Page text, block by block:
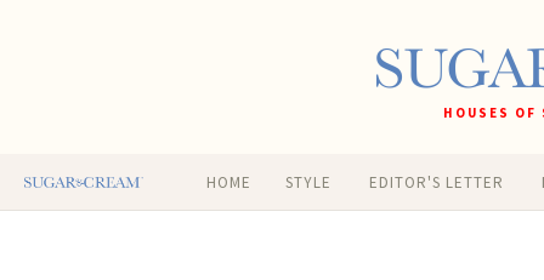
HOUSES
HOME STYLE EDITOR'S LETTER